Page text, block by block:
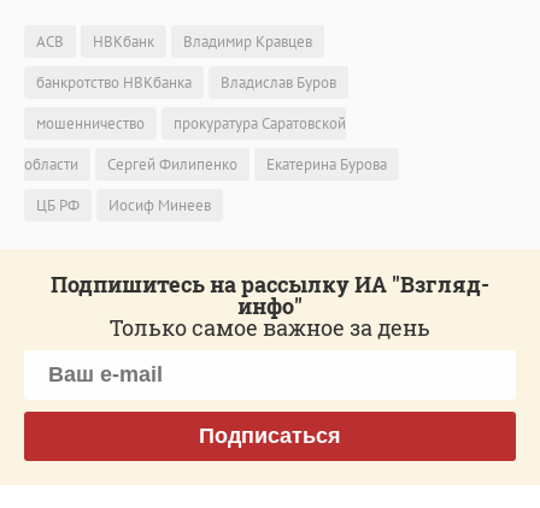
АСВ НВКбанк
Владимир Кравцев
банкротство НВКбанка
Владислав Буров
мошенничество
прокуратура Саратовской
области
Сергей Филипенко
Екатерина Бурова
ЦБ РФ
Иосиф Минеев
Подпишитесь на рассылку ИА "Взгляд-
инфо"
Только самое важное за день
Подписаться